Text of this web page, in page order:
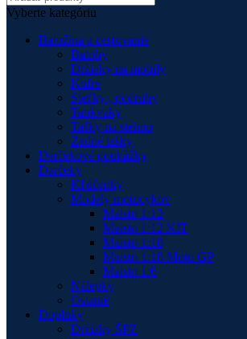
Vyberte kategóriu
Batožina a cestovanie
Batohy
Držiaky na mobily
Kufre
Sieťky , popruhy
Tankvaky
Tašky na stehno
Zadné tašky
Darčekové poukážky
Darčeky
Kľúčenky
Modely motocykov
Maisto 1:12
Maisto 1:12 KIT
Maisto 1:18
Maisto 1:18 Moto GP
Maisto 1:6
Nálepky
Ostatné
Doplnky
Držiaky ŠPZ